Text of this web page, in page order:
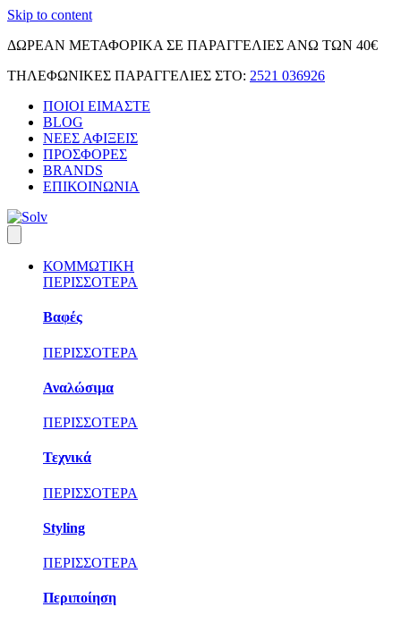
Skip to content
ΔΩΡΕΑΝ ΜΕΤΑΦΟΡΙΚΑ ΣΕ ΠΑΡΑΓΓΕΛΙΕΣ ΑΝΩ ΤΩΝ 40€
ΤΗΛΕΦΩΝΙΚΕΣ ΠΑΡΑΓΓΕΛΙΕΣ ΣΤΟ: 2521 036926
ΠΟΙΟΙ ΕΙΜΑΣΤΕ
BLOG
ΝΕΕΣ ΑΦΙΞΕΙΣ
ΠΡΟΣΦΟΡΕΣ
BRANDS
ΕΠΙΚΟΙΝΩΝΙΑ
ΚΟΜΜΩΤΙΚΗ
ΠΕΡΙΣΣΟΤΕΡΑ
Βαφές
ΠΕΡΙΣΣΟΤΕΡΑ
Αναλώσιμα
ΠΕΡΙΣΣΟΤΕΡΑ
Τεχνικά
ΠΕΡΙΣΣΟΤΕΡΑ
Styling
ΠΕΡΙΣΣΟΤΕΡΑ
Περιποίηση